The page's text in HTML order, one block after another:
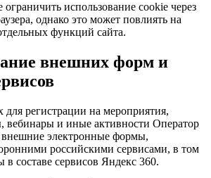
ограничить использование cookie через
однако это может повлиять на
функций сайта.
внешних форм и
для регистрации на мероприятия,
вебинары и иные активности Оператор
внешние электронные формы,
российскими сервисами, в том
составе сервисов Яндекс 360.